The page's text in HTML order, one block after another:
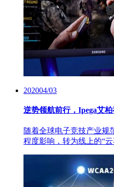
202004/03
逆势领航前行，Ipega艾
随着全球电子竞技产业规
程度影响，转为线上的“